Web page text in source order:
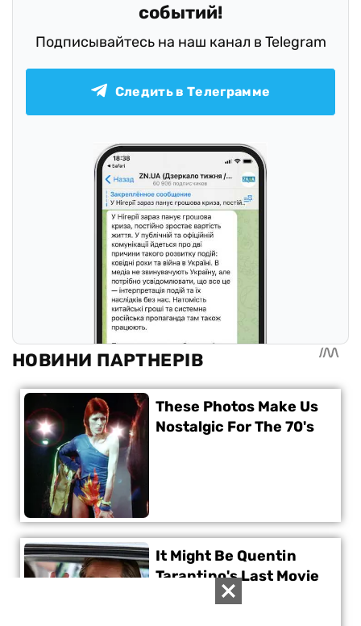
событий!
Подписывайтесь на наш канал в Telegram
Следить в Телеграмме